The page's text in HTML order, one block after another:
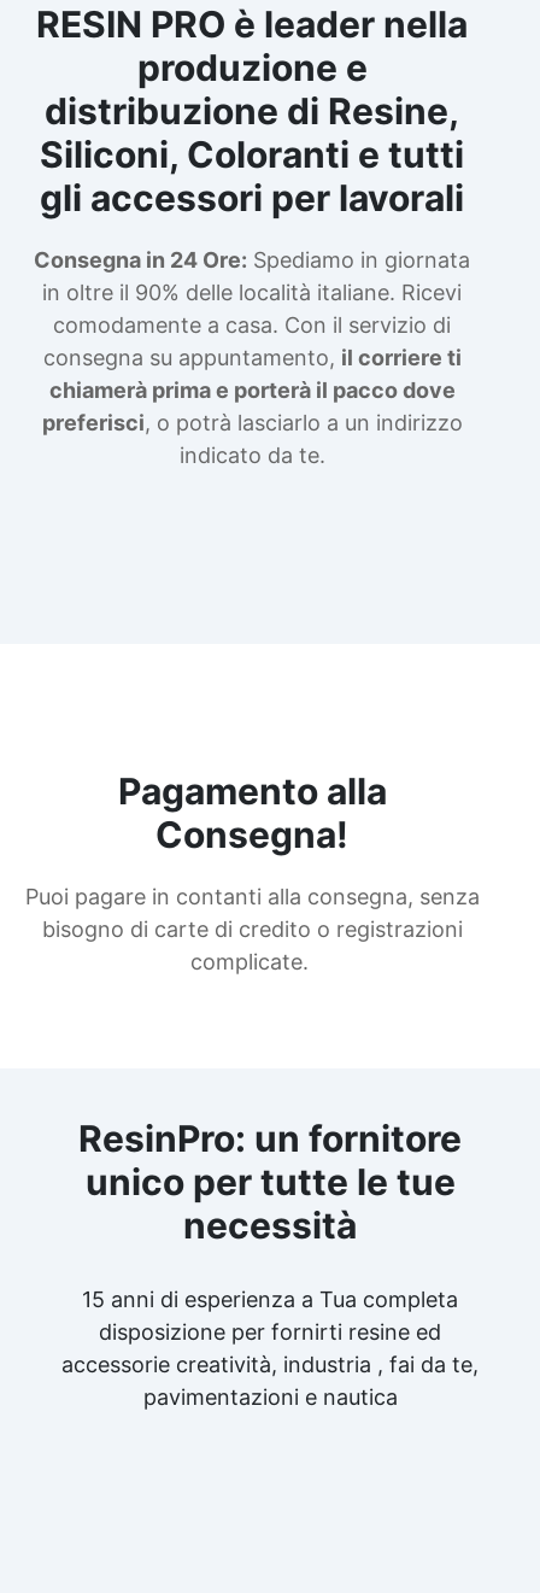
RESIN PRO è leader nella
produzione e
distribuzione di Resine,
Siliconi, Coloranti e tutti
gli accessori per lavorali
Consegna in 24 Ore: Spediamo in giornata
in oltre il 90% delle località italiane. Ricevi
comodamente a casa. Con il servizio di
consegna su appuntamento, il corriere ti
chiamerà prima e porterà il pacco dove
preferisci, o potrà lasciarlo a un indirizzo
indicato da te.
Pagamento alla
Consegna!
Puoi pagare in contanti alla consegna, senza
bisogno di carte di credito o registrazioni
complicate.
ResinPro: un fornitore
unico per tutte le tue
necessità
15 anni di esperienza a Tua completa
disposizione per fornirti resine ed
accessorie creatività, industria , fai da te,
pavimentazioni e nautica